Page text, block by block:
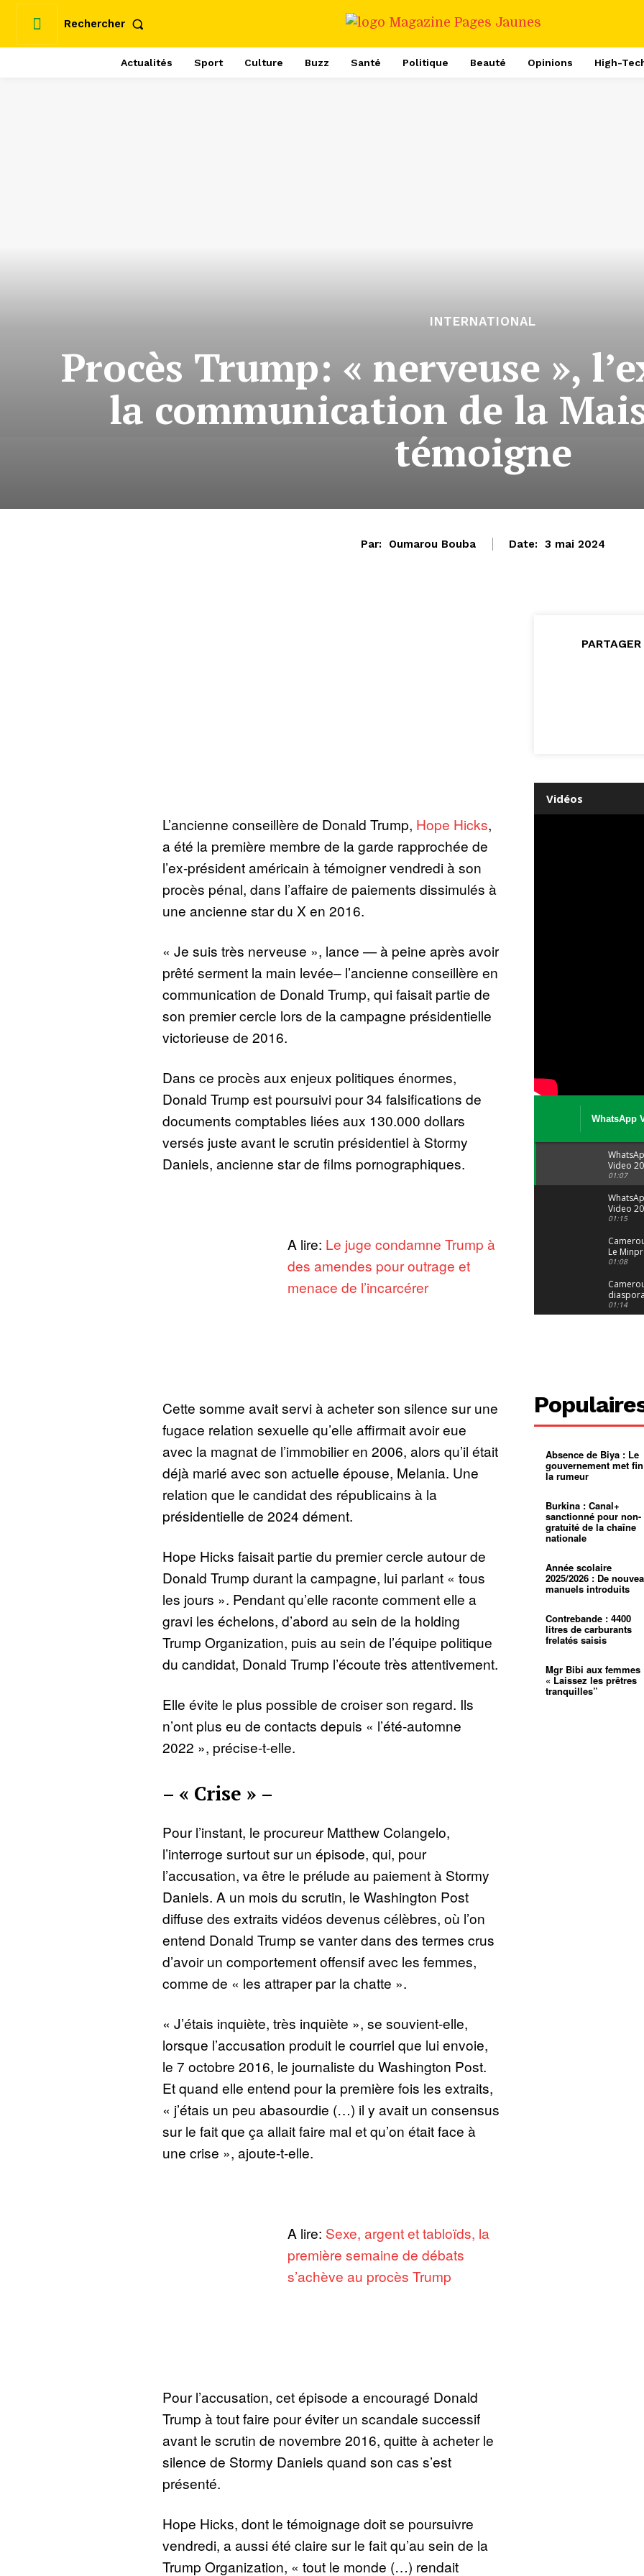
Rechercher
Actualités Sport Culture Buzz Santé Politique Beauté Opinions High-
INTERNATIONAL
Procès Trump: « nerveuse »,
la communication de la
témoigne
Par: Oumarou Bouba Date: 3 mai 2024
L’ancienne conseillère de Donald Trump, Hope Hicks,
a été la première membre de la garde rapprochée de
l’ex-président américain à témoigner vendredi à son
procès pénal, dans l’affaire de paiements dissimulés à
une ancienne star du X en 2016.
« Je suis très nerveuse », lance — à peine après avoir
prêté serment la main levée– l’ancienne conseillère en
communication de Donald Trump, qui faisait partie de
son premier cercle lors de la campagne présidentielle
victorieuse de 2016.
Dans ce procès aux enjeux politiques énormes,
Donald Trump est poursuivi pour 34 falsifications de
documents comptables liées aux 130.000 dollars
versés juste avant le scrutin présidentiel à Stormy
Daniels, ancienne star de films pornographiques.
A lire: Le juge condamne Trump à
des amendes pour outrage et
menace de l’incarcérer
Cette somme avait servi à acheter son silence sur une
fugace relation sexuelle qu’elle affirmait avoir eue
avec la magnat de l’immobilier en 2006, alors qu’il était
déjà marié avec son actuelle épouse, Melania. Une
relation que le candidat des républicains à la
présidentielle de 2024 dément.
Hope Hicks faisait partie du premier cercle autour de
Donald Trump durant la campagne, lui parlant « tous
les jours ». Pendant qu’elle raconte comment elle a
gravi les échelons, d’abord au sein de la holding
Trump Organization, puis au sein de l’équipe politique
du candidat, Donald Trump l’écoute très attentivement.
Elle évite le plus possible de croiser son regard. Ils
n’ont plus eu de contacts depuis « l’été-automne
2022 », précise-t-elle.
– « Crise » –
Pour l’instant, le procureur Matthew Colangelo,
l’interroge surtout sur un épisode, qui, pour
l’accusation, va être le prélude au paiement à Stormy
Daniels. A un mois du scrutin, le Washington Post
diffuse des extraits vidéos devenus célèbres, où l’on
entend Donald Trump se vanter dans des termes crus
d’avoir un comportement offensif avec les femmes,
comme de « les attraper par la chatte ».
« J’étais inquiète, très inquiète », se souvient-elle,
lorsque l’accusation produit le courriel que lui envoie,
le 7 octobre 2016, le journaliste du Washington Post.
Et quand elle entend pour la première fois les extraits,
« j’étais un peu abasourdie (…) il y avait un consensus
sur le fait que ça allait faire mal et qu’on était face à
une crise », ajoute-t-elle.
A lire: Sexe, argent et tabloïds, la
première semaine de débats
s’achève au procès Trump
Pour l’accusation, cet épisode a encouragé Donald
Trump à tout faire pour éviter un scandale successif
avant le scrutin de novembre 2016, quitte à acheter le
silence de Stormy Daniels quand son cas s’est
présenté.
Hope Hicks, dont le témoignage doit se poursuivre
vendredi, a aussi été claire sur le fait qu’au sein de la
Trump Organization, « tout le monde (…) rendait
PARTAGER
Vidéos
WhatsApp
Video
04 at 15
01:07
Video
29 at 12
01:15
Le
alerte
jeunes
01:08
diaspora
suivra-t-
l’appel
01:14
400 000
pasteur
L’État
d’or
Croyance
spirituel
mentale
Pénurie
à
mettra-t-
01:12
Mouelle :
dernier
voyage
Absence de Biya : Le
gouvernement met
la rumeur
Burkina : Canal+
sanctionné pour non-
gratuité de la chaîne
nationale
Année scolaire
2025/2026 : De
manuels introduits
Contrebande : 4400
litres de carburants
frelatés saisis
Mgr Bibi aux femmes
« Laissez les prêtres
tranquilles”